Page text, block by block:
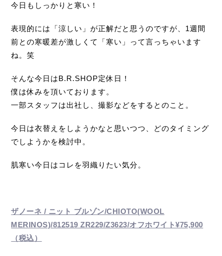
今日もしっかりと寒い！
表現的には「涼しい」が正解だと思うのですが、1週間
前との寒暖差が激しくて「寒い」って言っちゃいます
ね。笑
そんな今日はB.R.SHOP定休日！
僕は休みを頂いております。
一部スタッフは出社し、撮影などをするとのこと。
今日は衣替えをしようかなと思いつつ、どのタイミング
でしようかを検討中。
肌寒い今日はコレを羽織りたい気分。
ザノーネ / ニット ブルゾン/CHIOTO(WOOL
MERINOS)/812519 ZR229/Z3623/オフホワイト¥75,900
（税込）